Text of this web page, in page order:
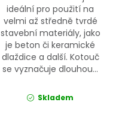
ideální pro použití na
velmi až středně tvrdé
stavební materiály, jako
je beton či keramické
dlaždice a další. Kotouč
se vyznačuje dlouhou...
Skladem